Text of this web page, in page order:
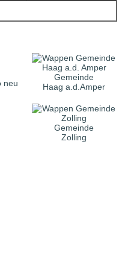
Gemeinde
Haag a.d.Amper
Gemeinde
Zolling